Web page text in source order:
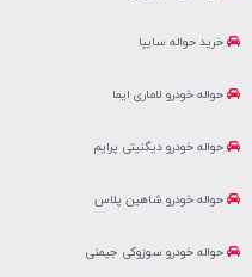
خرید حواله سایپا
حواله خودرو لاماری ایما
حواله خودرو دیگنیتی پرایم
حواله خودرو شاهین پلاس
حواله خودرو سوزوکی جیمنی